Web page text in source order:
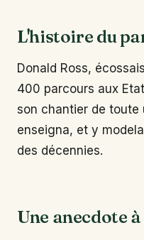
L'histoire du
Donald Ross,
400 parcours aux
son chantier de
enseigna, et y
des décennies.
Une anecdote